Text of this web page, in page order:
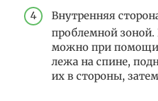
Внутренняя
проблемной зоной.
можно при помощи
лежа на спине,
их в стороны,